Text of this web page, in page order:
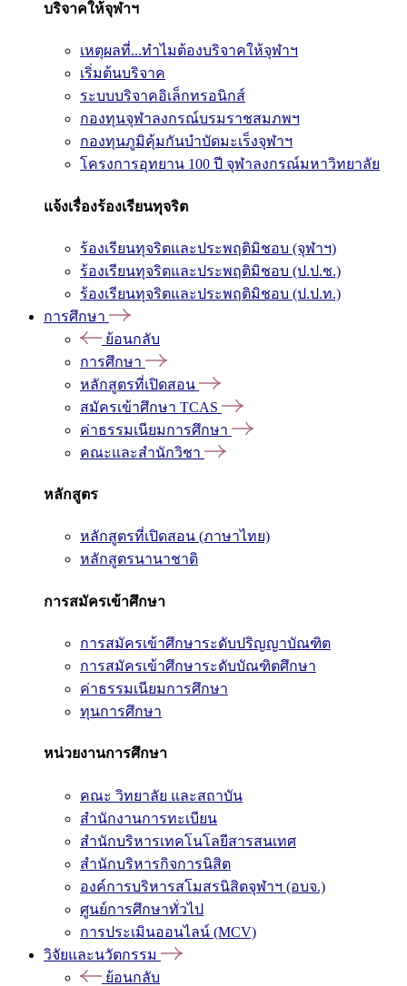
บริจาคให้จุฬาฯ
เหตุผลที่...ทำไมต้องบริจาคให้จุฬาฯ
เริ่มต้นบริจาค
ระบบบริจาคอิเล็กทรอนิกส์
กองทุนจุฬาลงกรณ์บรมราชสมภพฯ
กองทุนภูมิคุ้มกันบำบัดมะเร็งจุฬาฯ
โครงการอุทยาน 100 ปี จุฬาลงกรณ์มหาวิทยาลัย
แจ้งเรื่องร้องเรียนทุจริต
ร้องเรียนทุจริตและประพฤติมิชอบ (จุฬาฯ)
ร้องเรียนทุจริตและประพฤติมิชอบ (ป.ป.ช.)
ร้องเรียนทุจริตและประพฤติมิชอบ (ป.ป.ท.)
การศึกษา
ย้อนกลับ
การศึกษา
หลักสูตรที่เปิดสอน
สมัครเข้าศึกษา TCAS
ค่าธรรมเนียมการศึกษา
คณะและสำนักวิชา
หลักสูตร
หลักสูตรที่เปิดสอน (ภาษาไทย)
หลักสูตรนานาชาติ
การสมัครเข้าศึกษา
การสมัครเข้าศึกษาระดับปริญญาบัณฑิต
การสมัครเข้าศึกษาระดับบัณฑิตศึกษา
ค่าธรรมเนียมการศึกษา
ทุนการศึกษา
หน่วยงานการศึกษา
คณะ วิทยาลัย และสถาบัน
สำนักงานการทะเบียน
สำนักบริหารเทคโนโลยีสารสนเทศ
สำนักบริหารกิจการนิสิต
องค์การบริหารสโมสรนิสิตจุฬาฯ (อบจ.)
ศูนย์การศึกษาทั่วไป
การประเมินออนไลน์ (MCV)
วิจัยและนวัตกรรม
ย้อนกลับ